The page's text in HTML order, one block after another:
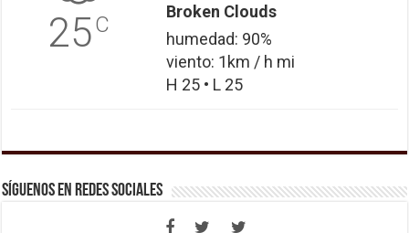
25C
Broken Clouds
humedad: 90%
viento: 1km / h mi
H 25 • L 25
Síguenos en Redes Sociales